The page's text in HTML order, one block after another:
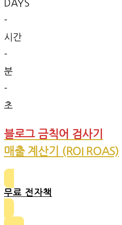
DAYS
-
시간
-
분
-
초
블로그 금칙어 검사기
매출 계산기 (ROI ROAS)
무료 전자책